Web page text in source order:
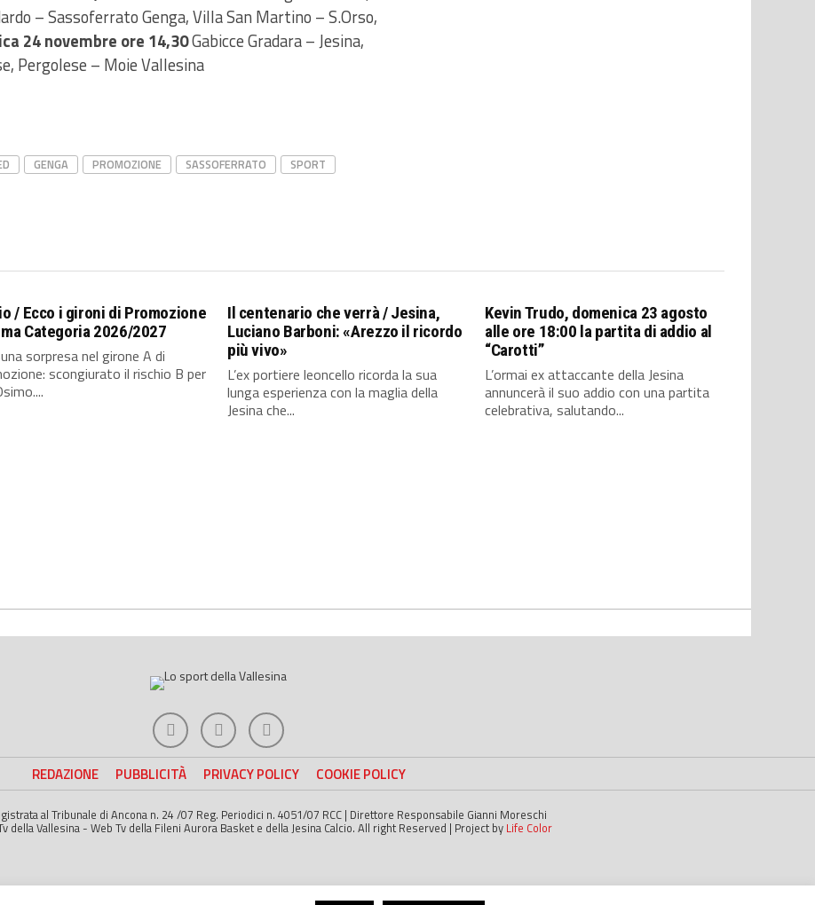
– Sassoferrato Genga, Villa San Martino – S.Orso,
24 novembre ore 14,30Gabicce Gradara – Jesina,
Pergolese – Moie Vallesina
GENGA PROMOZIONE SASSOFERRATO
SPORT
/ Ecco i gironi di Promozione
Categoria 2026/2027
sorpresa nel girone A di
scongiurato il rischio B per
Il centenario che verrà / Jesina,
Luciano Barboni: «Arezzo il ricordo
più vivo»
L’ex portiere leoncello ricorda la sua
lunga esperienza con la maglia della
Jesina che...
Kevin Trudo, domenica 23 agosto
alle ore 18:00 la partita di addio al
“Carotti”
L’ormai ex attaccante della Jesina
annuncerà il suo addio con una partita
celebrativa, salutando...
REDAZIONE PUBBLICITÀ PRIVACY POLICY COOKIE POLICY
al Tribunale di Ancona n. 24 /07 Reg. Periodici n. 4051/07 RCC | Direttore Responsabile Gianni Moreschi
della Vallesina - Web Tv della Fileni Aurora Basket e della Jesina Calcio. All right Reserved | Project by Life Color